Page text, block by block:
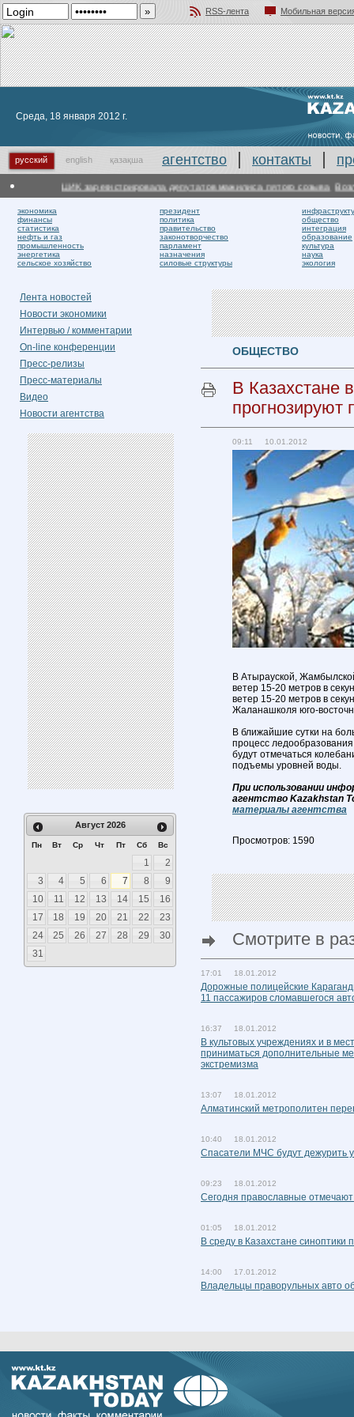
RSS-лента
Мобильная
Среда, 18 января 2012 г.
русский english қазақша агентство контакты
ЦИК зарегистрировала депутатов мажилиса пятого созыва Возле
экономика
финансы
статистика
нефть и газ
промышленность
энергетика
сельское хозяйство
президент
политика
правительство
законотворчество
парламент
назначения
силовые структуры
общество
интеграция
образование
культура
наука
экология
Лента новостей
Новости экономики
Интервью / комментарии
On-line конференции
Пресс-релизы
Пресс-материалы
Видео
Новости агентства
Август 2026
Пн Вт Ср Чт Пт Сб Вс
1
2
3
4 5 6 7 8
9
10
11 12 13 14 15
16
17
18 19 20 21 22
23
24
25 26 27 28 29
30
31
ОБЩЕСТВО
В Казахстане
прогнозируют
09:11 10.01.2012
В Атырауской,
ветер 15-20 метров в
ветер 15-20 метров в
Жаланашколя юго-
В ближайшие сутки на
процесс
будут отмечаться
подъемы уровней воды.
При использовании
агентство Kazakhstan
материалы агентства
Просмотров: 1590
Смотрите в
17:01 18.01.2012
Дорожные полицейские
11 пассажиров сломавшегося
16:37 18.01.2012
В культовых учреждениях и в
приниматься дополнительные
экстремизма
13:07 18.01.2012
Алматинский метрополитен
10:40 18.01.2012
Спасатели МЧС будут дежурить
09:23 18.01.2012
Сегодня православные
01:05 18.01.2012
В среду в Казахстане синоптики
14:00 17.01.2012
Владельцы праворульных авто